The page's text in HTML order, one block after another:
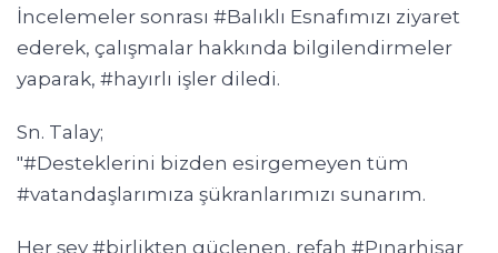
İncelemeler sonrası #Balıklı Esnafımızı ziyaret
ederek, çalışmalar hakkında bilgilendirmeler
yaparak, #hayırlı işler diledi.
Sn. Talay;
"#Desteklerini bizden esirgemeyen tüm
#vatandaşlarımıza şükranlarımızı sunarım.
Her şey #birlikten güçlenen, refah #Pınarhisar